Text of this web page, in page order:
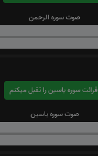
صوت سوره الرحمن
قرائت سوره یاسین را تقبل میکنم
صوت سوره یاسین